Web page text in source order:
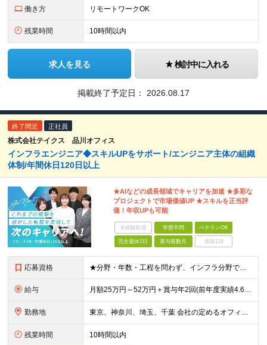
働き方 リモートワークOK
残業時間 10時間以内
求人を見る 検討中に入れる
掲載終了予定日： 2026.08.17
終了間近 正社員
株式会社テイクス 品川オフィス
インフラエンジニア◆スキルUPをサポート/エンジニア主体の組織
体制/年間休日120日以上
★AIなどの成長領域でキャリアを加速 ★多彩な
プロジェクトで市場価値UP ★スキルを正当評
価！年収UPも可能
未経験歓迎 学歴不問 ベテランOK
完全週休2日 賞与複数月 面接1回
応募資格 ★分野・年数・工程を問わず、インフラ分野でのエンジニア経験をお持ちの方 ★学歴不問！ ※微経験、ブランクのある方も大歓迎です！ ※今回の募集では一人でも多くの方とお会いさせていただく予定です！ ≪
給与 月額25万円～52万円＋賞与年2回(前年度実績4.6ヶ月分) ※知識・スキル・経験年数を最大限考慮し、 十分な話し合いのうえ決定いたします。 ※別途、交通費支給(月5万円まで)あり ※試用期間6ヶ
勤務地 東京、神奈川、埼玉、千葉 会社の定めるオフィス ※通勤時間は考慮します。。
残業時間 10時間以内